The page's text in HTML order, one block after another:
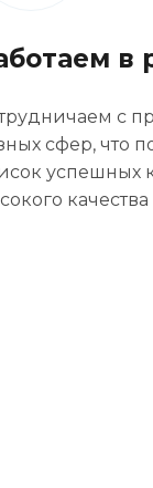
в
с
сфер, что
успешных